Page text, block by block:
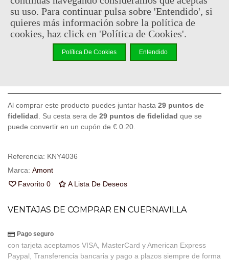
En stock, envío en 24/48h
-
Al comprar este producto puedes juntar hasta 29 puntos de
fidelidad . Su cesta sera de 29 puntos de fidelidad que se
puede convertir en un cupón de € 0.20
Referencia: KNY4036
Marca: Amont
Favorito 0 A Lista De Deseos
VENTAJAS DE COMPRAR EN CUERNAVILLA
Pago seguro
con tarjeta aceptamos VISA, MasterCard y American Express
Paypal, Transferencia bancaria y pago a plazos siempre de forma
su uso. Para continuar pulsa sobre 'Entendido', si
quieres más información sobre la política de
cookies, haz click en 'Política de Cookies'.
Política De Cookies Entendido